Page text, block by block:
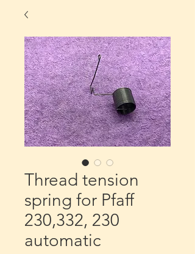
Thread tension
spring for Pfaff
230,332, 230
automatic